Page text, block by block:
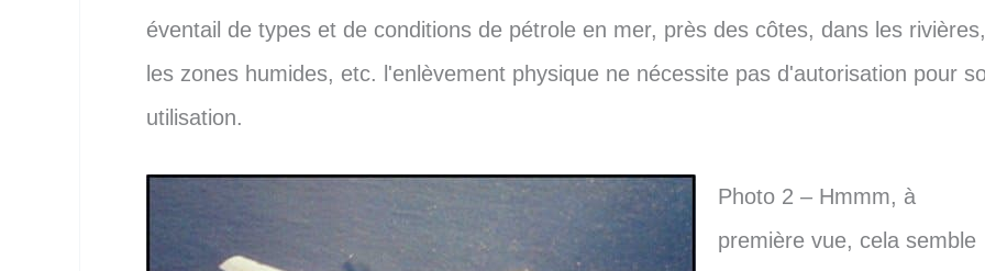
éventail de types et de conditions de pétrole en mer, près des côtes, dans les rivières,
les zones humides, etc. l'enlèvement physique ne nécessite pas d'autorisation pour
utilisation.
Photo 2 – Hmmm, à
première vue, cela semble